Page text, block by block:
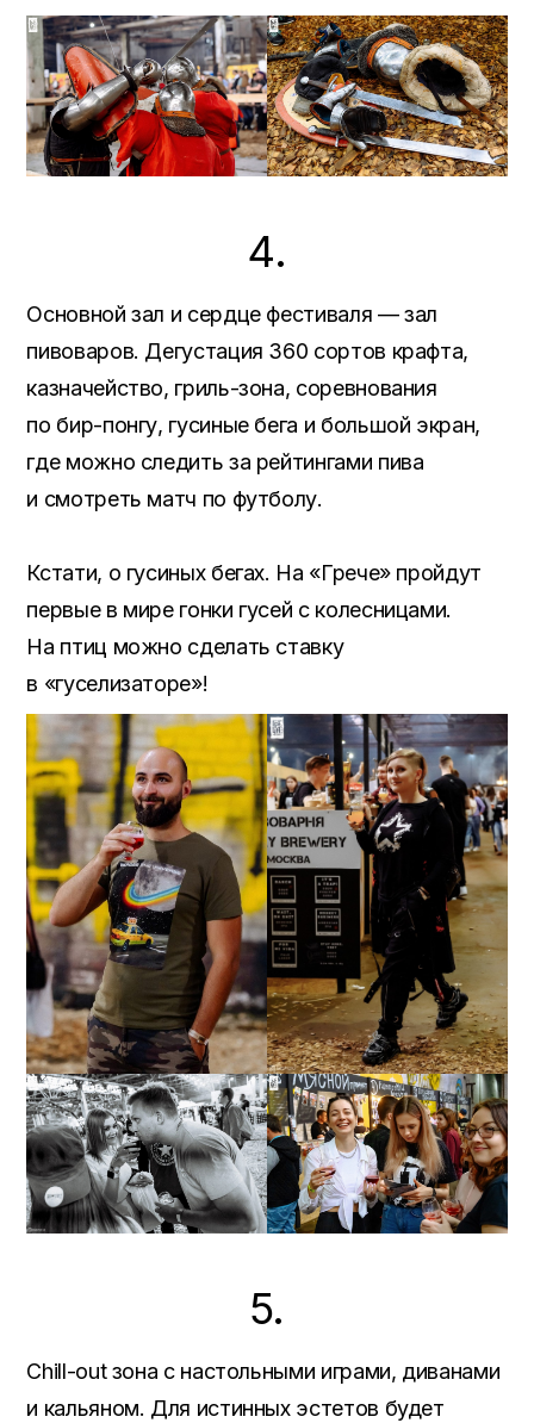
4.
Основной зал и сердце фестиваля — зал
пивоваров. Дегустация 360 сортов крафта,
казначейство, гриль-зона, соревнования
по бир-понгу, гусиные бега и большой экран,
где можно следить за рейтингами пива
и смотреть матч по футболу.
Кстати, о гусиных бегах. На «Грече» пройдут
первые в мире гонки гусей с колесницами.
На птиц можно сделать ставку
в «гуселизаторе»!
5.
Chill-out зона с настольными играми, диванами
и кальяном. Для истинных эстетов будет